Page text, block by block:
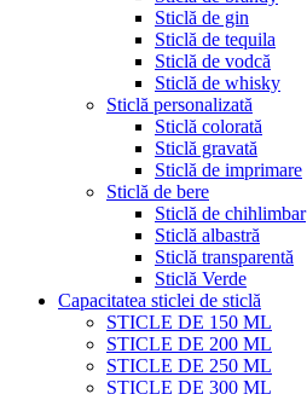
Sticlă de gin
Sticlă de tequila
Sticlă de vodcă
Sticlă de whisky
Sticlă personalizată
Sticlă colorată
Sticlă gravată
Sticlă de imprimare
Sticlă de bere
Sticlă de chihlimbar
Sticlă albastră
Sticlă transparentă
Sticlă Verde
Capacitatea sticlei de sticlă
STICLE DE 150 ML
STICLE DE 200 ML
STICLE DE 250 ML
STICLE DE 300 ML